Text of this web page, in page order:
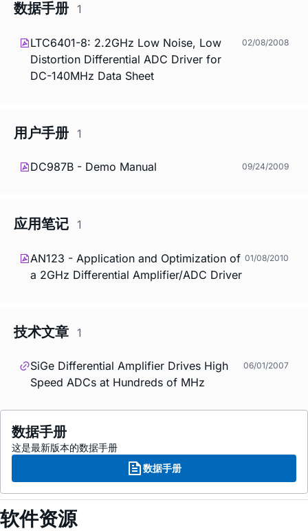
数据手册 1
LTC6401-8: 2.2GHz Low Noise, Low
Distortion Differential ADC Driver for
DC-140MHz Data Sheet
02/08/2008
用户手册 1
DC987B - Demo Manual 09/24/2009
应用笔记 1
AN123 - Application and Optimization of
a 2GHz Differential Amplifier/ADC Driver
01/08/2010
技术文章 1
SiGe Differential Amplifier Drives High
Speed ADCs at Hundreds of MHz
06/01/2007
数据手册
这是最新版本的数据手册
数据手册
软件资源